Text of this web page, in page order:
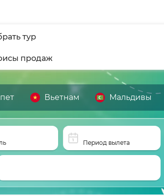
тур
продаж
Вьетнам Мальдивы
Период вылета